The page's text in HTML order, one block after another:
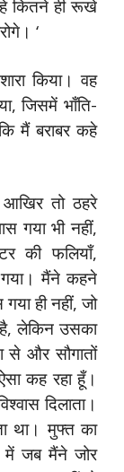
कितने ही रूखे
‘
किया। वह
जिसमें भाँति-
मैं बराबर कहे
तो ठहरे
गया भी नहीं,
की फलियाँ,
मैंने कहने
ही नहीं, जो
लेकिन उसका
से और सौगातों
कह रहा हूँ।
दिलाता।
था। मुफ्त का
में जब मैंने जोर